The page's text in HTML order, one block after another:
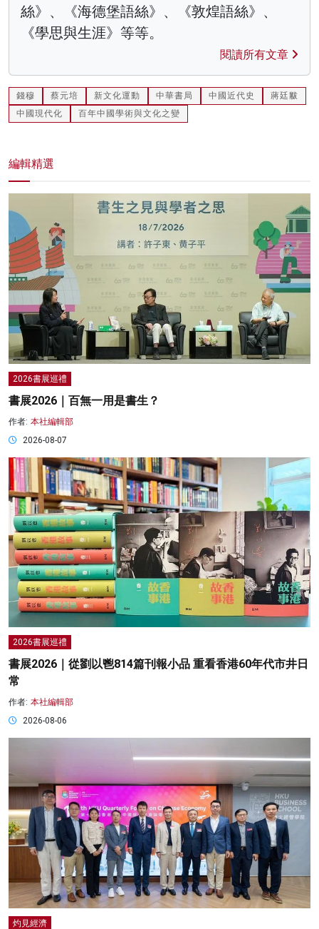
絲》、《海德堡語絲》、《敦煌語絲》、
《學思與生涯》等等。
閱讀所有文章
錢穆 蔡元培 新文化運動 中華書局 中國近代史
蔣廷黻
中國現代化
百年中國學術與文化之變
編輯精選
2026書展巡禮
書展2026｜百無一用是書生？
作者: 本社編輯部
2026-08-07
2026書展巡禮
書展2026｜從劉以鬯814篇刊報小品 重看香港60年代市井日
常
作者: 本社編輯部
2026-08-06
灼見經濟